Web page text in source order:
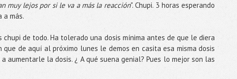
muy lejos por si le va a más la reacción". Chupi. 3 horas esperando
a más.
de todo. Ha tolerado una dosis mínima antes de que le diera
de aquí al próximo lunes le demos en casita esa misma dosis
aumentarle la dosis. ¿ A qué suena genial? Pues lo mejor son las